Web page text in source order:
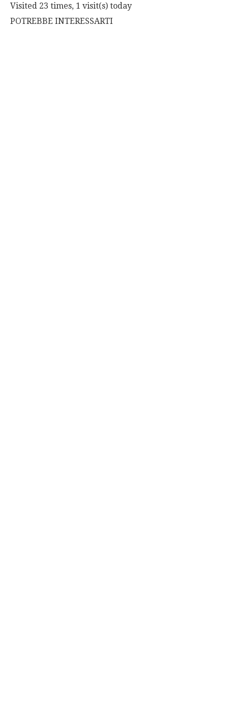
Visited 23 times, 1 visit(s) today
POTREBBE INTERESSARTI